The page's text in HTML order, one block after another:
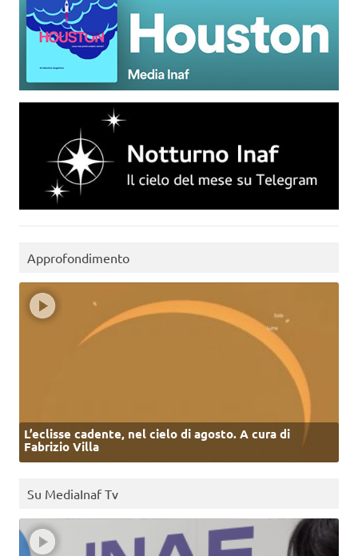
Approfondimento
L’eclisse cadente, nel cielo di agosto. A cura di
Fabrizio Villa
Su MediaInaf Tv